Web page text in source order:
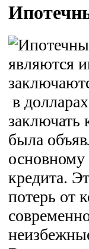
являются
в
заключать
была
основному
кредита.
потерь от